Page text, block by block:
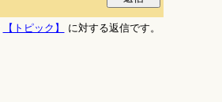
【トピック】 に対する返信です。